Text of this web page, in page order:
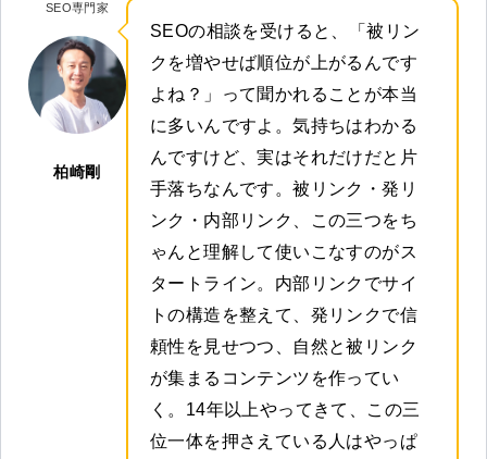
SEO専門家
柏崎剛
SEOの相談を受けると、「被リン
クを増やせば順位が上がるんです
よね？」って聞かれることが本当
に多いんですよ。気持ちはわかる
んですけど、実はそれだけだと片
手落ちなんです。被リンク・発リ
ンク・内部リンク、この三つをち
ゃんと理解して使いこなすのがス
タートライン。内部リンクでサイ
トの構造を整えて、発リンクで信
頼性を見せつつ、自然と被リンク
が集まるコンテンツを作ってい
く。14年以上やってきて、この三
位一体を押さえている人はやっぱ